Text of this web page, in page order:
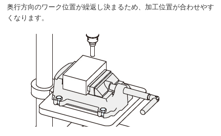
奥行方向のワーク位置が繰返し決まるため、加工位置が合わせやす
くなります。